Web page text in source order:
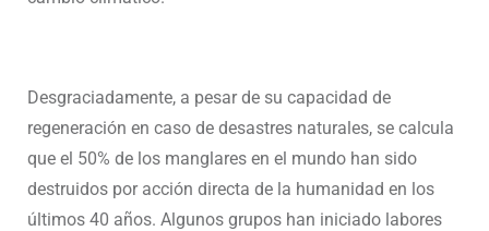
Desgraciadamente, a pesar de su capacidad de
regeneración en caso de desastres naturales, se calcula
que el 50% de los manglares en el mundo han sido
destruidos por acción directa de la humanidad en los
últimos 40 años. Algunos grupos han iniciado labores